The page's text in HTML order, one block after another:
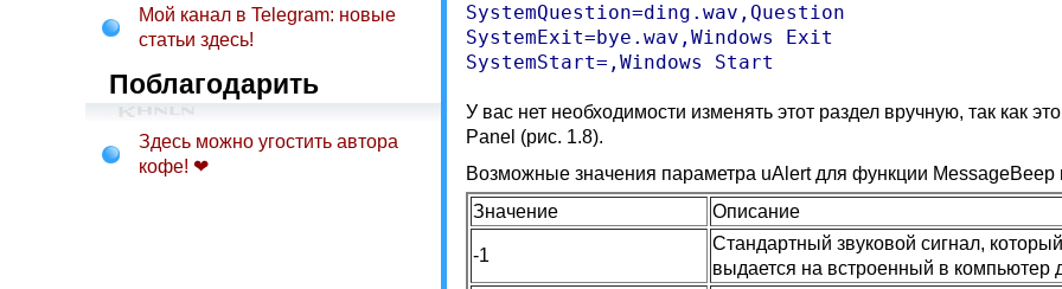
Мой канал в Telegram: новые
статьи здесь!
Поблагодарить
Здесь можно угостить автора
кофе! ❤
SystemQuestion=ding.wav,Question
SystemExit=bye.wav,Windows Exit
SystemStart=,Windows Start
У вас нет необходимости изменять этот раздел вручную, так как
Panel (рис. 1.8).
Возможные значения параметра uAlert для функции
Значение
Описание
-1
Стандартный звуковой сигнал, который
выдается на встроенный в компьютер